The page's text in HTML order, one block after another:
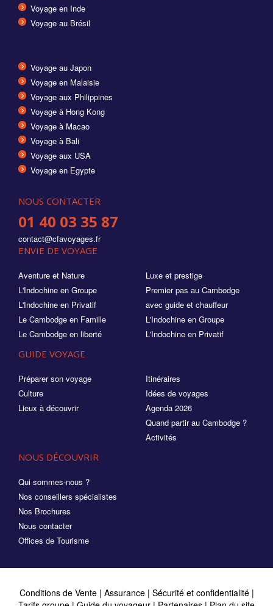
Voyage en Inde
Voyage au Brésil
Voyage au Japon
Voyage en Malaisie
Voyage aux Philippines
Voyage à Hong Kong
Voyage à Macao
Voyage à Bali
Voyage aux USA
Voyage en Egypte
NOUS CONTACTER
01 40 03 35 87
contact@cfavoyages.fr
ENVIE DE VOYAGE
Aventure et Nature
L'Indochine en Groupe
L'Indochine en Privatif
Le Cambodge en Famille
Le Cambodge en liberté
Luxe et prestige
Premier pas au Cambodge
avec guide et chauffeur
L'Indochine en Groupe
L'Indochine en Privatif
GUIDE VOYAGE
Préparer son voyage
Culture
Lieux à découvrir
Itinéraires
Idées de voyages
Agenda 2026
Quand partir au Cambodge ?
Activités
NOUS DÉCOUVRIR
Qui sommes-nous ?
Nos conseillers spécialistes
Nos Brochures
Nous contacter
Offices de Tourisme
Conditions de Vente| Assurance | Sécurité et confidentialité|